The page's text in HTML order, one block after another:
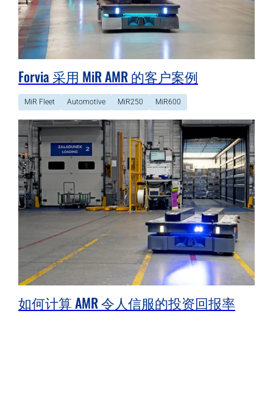
Forvia 采用 MiR AMR 的客户案例
MiR Fleet Automotive MiR250 MiR600
如何计算 AMR 令人信服的投资回报率